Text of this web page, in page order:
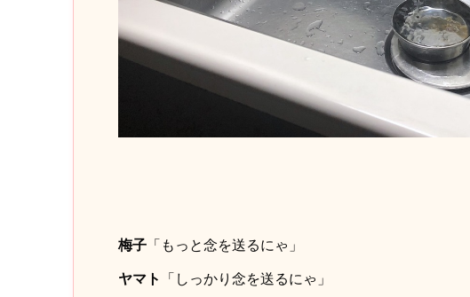
梅子「もっと念を送るにゃ」
ヤマト 「しっかり念を送るにゃ」